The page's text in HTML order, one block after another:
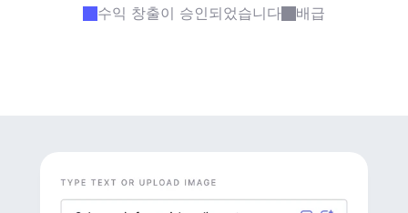
수익 창출이 승인되었습니다
배급